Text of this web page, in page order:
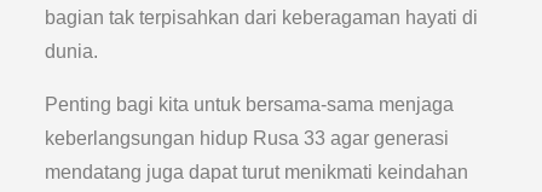
bagian tak terpisahkan dari keberagaman hayati di
dunia.
Penting bagi kita untuk bersama-sama menjaga
keberlangsungan hidup Rusa 33 agar generasi
mendatang juga dapat turut menikmati keindahan